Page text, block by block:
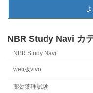
NBR Study Navi カ
NBR Study Navi
web版vivo
薬効薬理試験